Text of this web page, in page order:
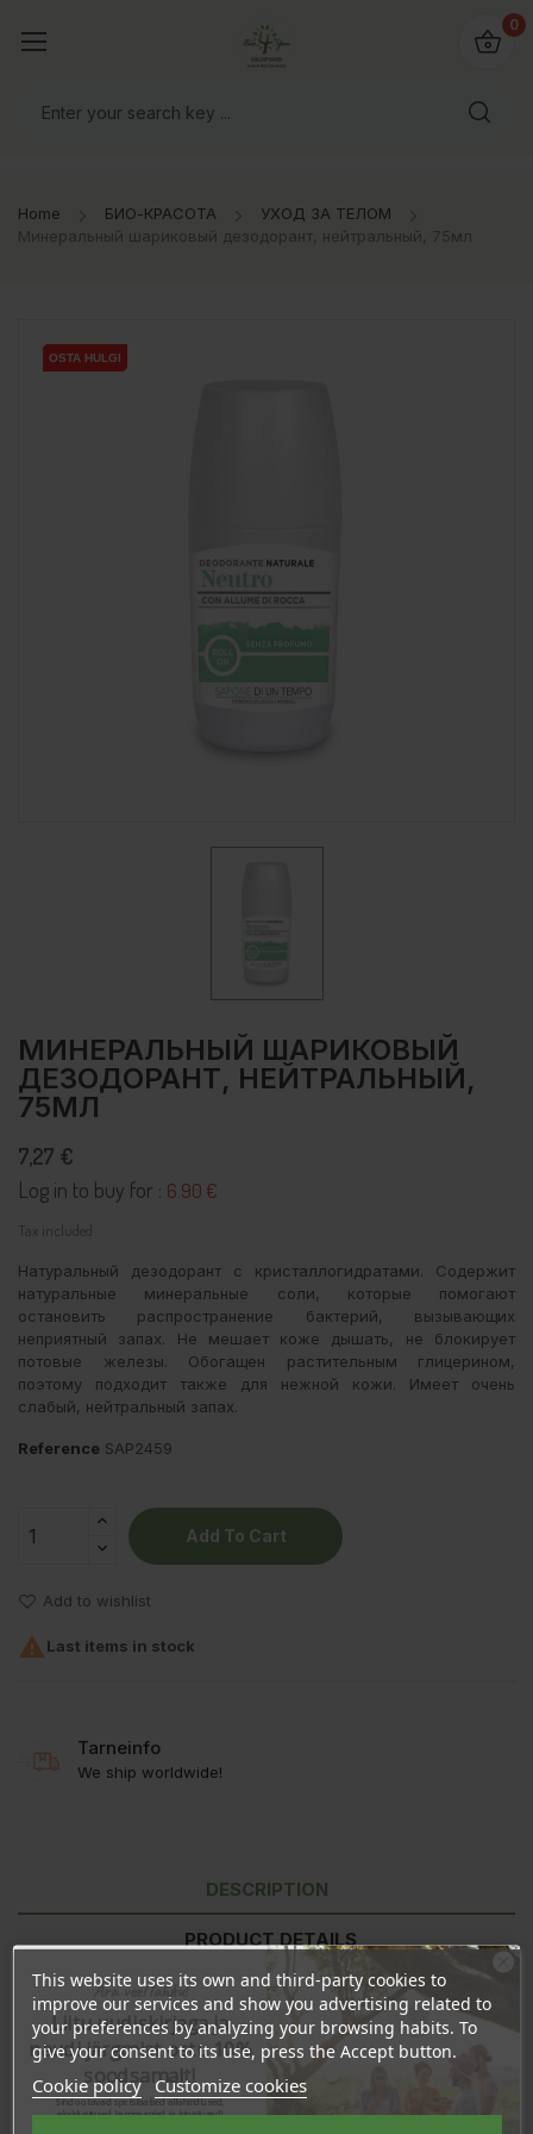
0
Home БИО-КРАСОТА
УХОД ЗА ТЕЛОМ
Минеральный шариковый дезодорант, нейтральный, 75мл
OSTA HULGI
OSTA HULGI
МИНЕРАЛЬНЫЙ ШАРИКОВЫЙ
ДЕЗОДОРАНТ, НЕЙТРАЛЬНЫЙ,
75МЛ
7,27 €
Log in to buy for : 6.90 €
Tax included
Натуральный дезодорант с кристаллогидратами. Содержит
натуральные минеральные соли, которые помогают
остановить распространение бактерий, вызывающих
неприятный запах. Не мешает коже дышать, не блокирует
потовые железы. Обогащен растительным глицерином,
поэтому подходит также для нежной кожи. Имеет очень
слабый, нейтральный запах.
Reference SAP2459
Add To Cart
Add to wishlist
 Last items in stock
Tarneinfo
We ship worldwide!
DESCRIPTION
PRODUCT DETAILS
REVIEWS
Sodium Benzoate, Potassium Sorbate.
This website uses its own and third-party cookies to
improve our services and show you advertising related to
your preferences by analyzing your browsing habits. To
give your consent to its use, press the Accept button.
Cookie policy Customize cookies
Ära veel lahku!
Liitu uudiskirjaga ja
naudi järgmist ostu 10%
soodsamalt!
Sind ootavad spetsiaalsed allahindlused,
eksklusiivsed kampaaniad ja kingitused!